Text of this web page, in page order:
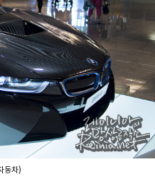
동차)